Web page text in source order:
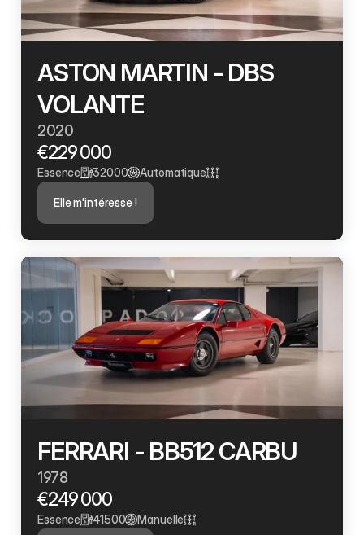
ASTON MARTIN - DBS
VOLANTE
2020
€229 000
Essence 32000 Automatique
Elle m'intéresse !
FERRARI - BB512 CARBU
1978
€249 000
Essence 41500 Manuelle